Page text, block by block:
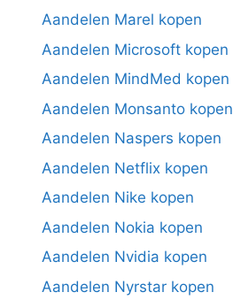
Aandelen Marel kopen
Aandelen Microsoft kopen
Aandelen MindMed kopen
Aandelen Monsanto kopen
Aandelen Naspers kopen
Aandelen Netflix kopen
Aandelen Nike kopen
Aandelen Nokia kopen
Aandelen Nvidia kopen
Aandelen Nyrstar kopen